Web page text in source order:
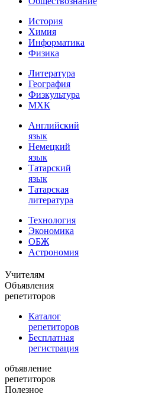
История
Химия
Информатика
Физика
Литература
География
Физкультура
МХК
Английский
язык
Немецкий
язык
Татарский
язык
Татарская
литература
Технология
Экономика
ОБЖ
Астрономия
Учителям
Объявления
репетиторов
Каталог
репетиторов
Бесплатная
регистрация
объявление
репетиторов
Полезное